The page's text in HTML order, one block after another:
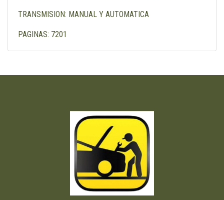
TRANSMISION: MANUAL Y AUTOMATICA
PAGINAS: 7201